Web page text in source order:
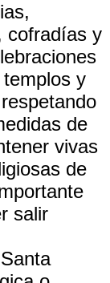
cofradías y
y
de
vivas
de
salir